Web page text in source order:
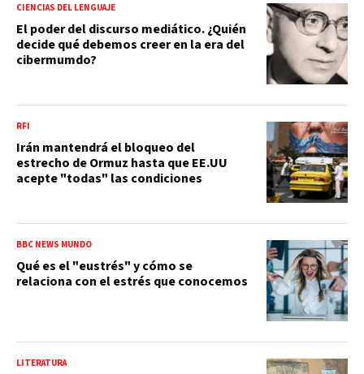
CIENCIAS DEL LENGUAJE
El poder del discurso mediático. ¿Quién
decide qué debemos creer en la era del
cibermumdo?
RFI
Irán mantendrá el bloqueo del
estrecho de Ormuz hasta que EE.UU
acepte "todas" las condiciones
BBC NEWS MUNDO
Qué es el "eustrés" y cómo se
relaciona con el estrés que conocemos
LITERATURA